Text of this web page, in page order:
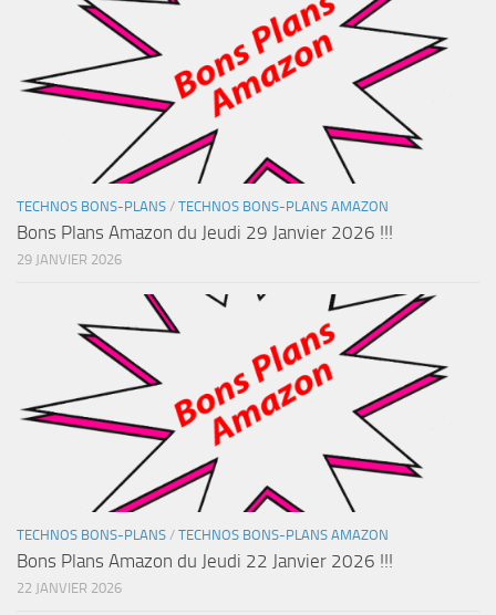
TECHNOS BONS-PLANS / TECHNOS BONS-PLANS AMAZON
Bons Plans Amazon du Jeudi 29 Janvier 2026 !!!
29 JANVIER 2026
TECHNOS BONS-PLANS / TECHNOS BONS-PLANS AMAZON
Bons Plans Amazon du Jeudi 22 Janvier 2026 !!!
22 JANVIER 2026